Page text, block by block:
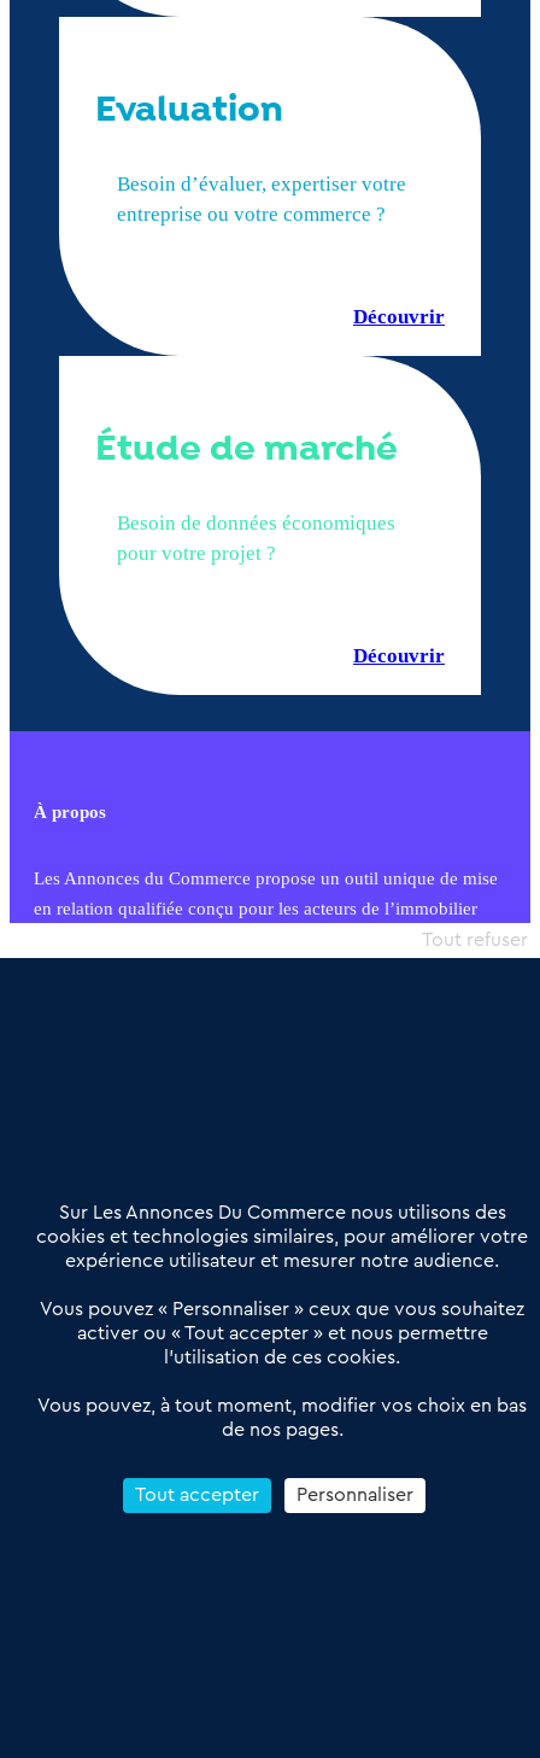
Evaluation
Besoin d’évaluer, expertiser votre
entreprise ou votre commerce ?
Découvrir
Étude de marché
Besoin de données économiques
pour votre projet ?
Découvrir
À propos
Les Annonces du Commerce propose un outil unique de mise
en relation qualifiée conçu pour les acteurs de l’immobilier
commercial et les collectivités territoriales, simple et intégrant
Offres Pro
Actualités
Qui sommes nous ?
Derniers articles
Réseau 3C : un partenaire national dédié aux transactions
Petitscommerces : Un partenariat au service du commerce de
proximité et des territoires
Reprendre un Restaurant Rapide
Sur Les Annonces Du Commerce nous utilisons des
cookies et technologies similaires, pour améliorer votre
expérience utilisateur et mesurer notre audience.
Vous pouvez « Personnaliser » ceux que vous souhaitez
activer ou « Tout accepter » et nous permettre
l’utilisation de ces cookies.
Vous pouvez, à tout moment, modifier vos choix en bas
de nos pages.
Tout accepter
Tout refuser
Personnaliser